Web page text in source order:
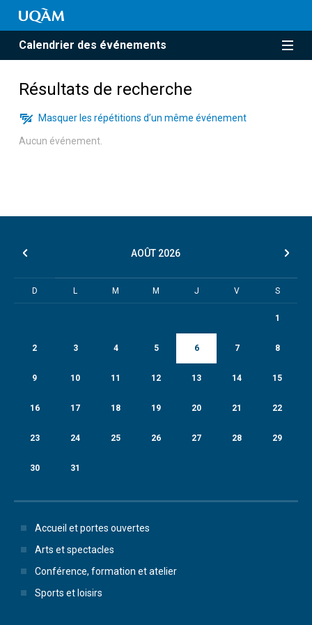
Calendrier des événements
Résultats de recherche
Masquer les répétitions d’un même événement
Aucun événement.
AOÛT 2026
D L M M J V S
1
2 3 4 5 6 7 8
9 10 11 12 13 14 15
16 17 18 19 20 21 22
23 24 25 26 27 28 29
30 31
Accueil et portes ouvertes
Arts et spectacles
Conférence, formation et atelier
Sports et loisirs